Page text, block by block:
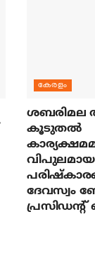
കേരളം
ശബരിമല
കൂടുതല്‍
വിപുലമായ
ദേവസ്വം